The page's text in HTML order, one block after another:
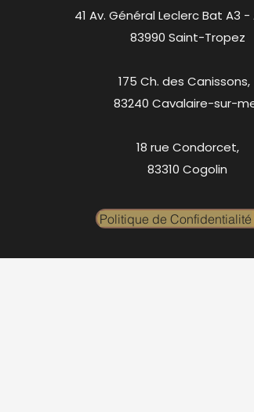
41 Av. Général Leclerc Bat A3
83990 Saint-Tropez
175 Ch. des Canissons,
83240 Cavalaire-sur-
18 rue Condorcet,
83310 Cogolin
Politique de Confidentialité